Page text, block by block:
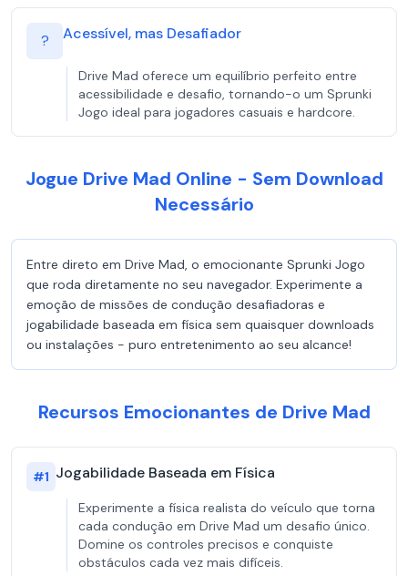
? Acessível, mas Desafiador
Drive Mad oferece um equilíbrio perfeito entre
acessibilidade e desafio, tornando-o um Sprunki
Jogo ideal para jogadores casuais e hardcore.
Jogue Drive Mad Online - Sem Download
Necessário
Entre direto em Drive Mad, o emocionante Sprunki Jogo
que roda diretamente no seu navegador. Experimente a
emoção de missões de condução desafiadoras e
jogabilidade baseada em física sem quaisquer downloads
ou instalações - puro entretenimento ao seu alcance!
Recursos Emocionantes de Drive Mad
#1 Jogabilidade Baseada em Física
Experimente a física realista do veículo que torna
cada condução em Drive Mad um desafio único.
Domine os controles precisos e conquiste
obstáculos cada vez mais difíceis.